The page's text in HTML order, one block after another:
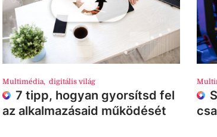
Multimédia, digitális világ
7 tipp, hogyan gyorsítsd fel
az alkalmazásaid működését